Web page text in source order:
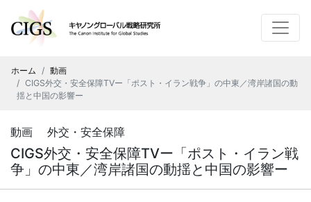
ホーム
動画
CIGS外交・安全保障TVー「ポスト・イラン戦争」の中東／湾岸諸国の動
揺と中国の影響ー
動画 外交・安全保障
CIGS外交・安全保障TVー「ポスト・イラン戦
争」の中東／湾岸諸国の動揺と中国の影響ー